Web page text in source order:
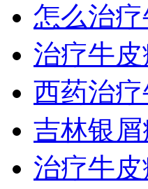
怎么治
治疗牛
西药治
吉林银
治疗牛